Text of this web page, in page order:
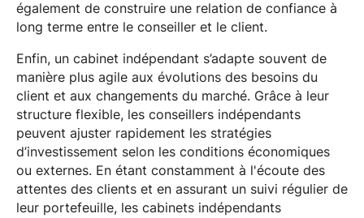
également de construire une relation de confiance à
long terme entre le conseiller et le client.
Enfin, un cabinet indépendant s’adapte souvent de
manière plus agile aux évolutions des besoins du
client et aux changements du marché. Grâce à leur
structure flexible, les conseillers indépendants
peuvent ajuster rapidement les stratégies
d’investissement selon les conditions économiques
ou externes. En étant constamment à l'écoute des
attentes des clients et en assurant un suivi régulier de
leur portefeuille, les cabinets indépendants